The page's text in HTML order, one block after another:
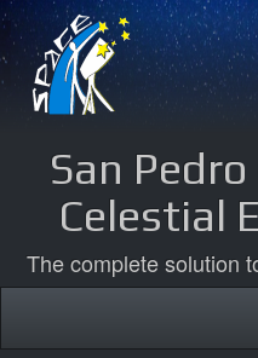
San
Celestial
The complete solution